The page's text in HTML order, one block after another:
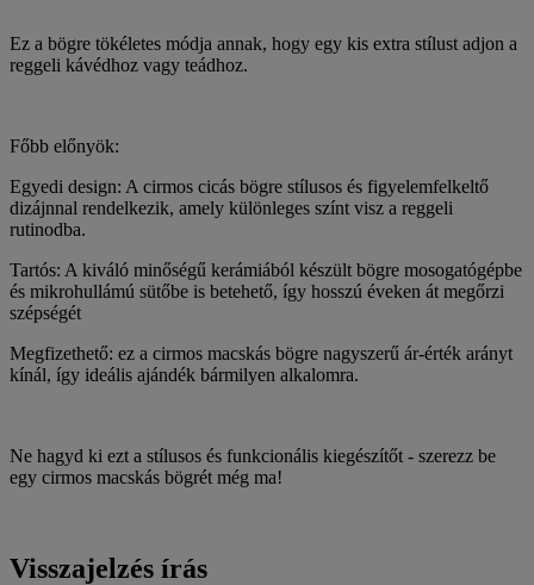
Ez a bögre tökéletes módja annak, hogy egy kis extra stílust adjon a
reggeli kávédhoz vagy teádhoz.
Főbb előnyök:
Egyedi design: A cirmos cicás bögre stílusos és figyelemfelkeltő
dizájnnal rendelkezik, amely különleges színt visz a reggeli
rutinodba.
Tartós: A kiváló minőségű kerámiából készült bögre mosogatógépbe
és mikrohullámú sütőbe is betehető, így hosszú éveken át megőrzi
szépségét
Megfizethető: ez a cirmos macskás bögre nagyszerű ár-érték arányt
kínál, így ideális ajándék bármilyen alkalomra.
Ne hagyd ki ezt a stílusos és funkcionális kiegészítőt - szerezz be
egy cirmos macskás bögrét még ma!
Visszajelzés írás